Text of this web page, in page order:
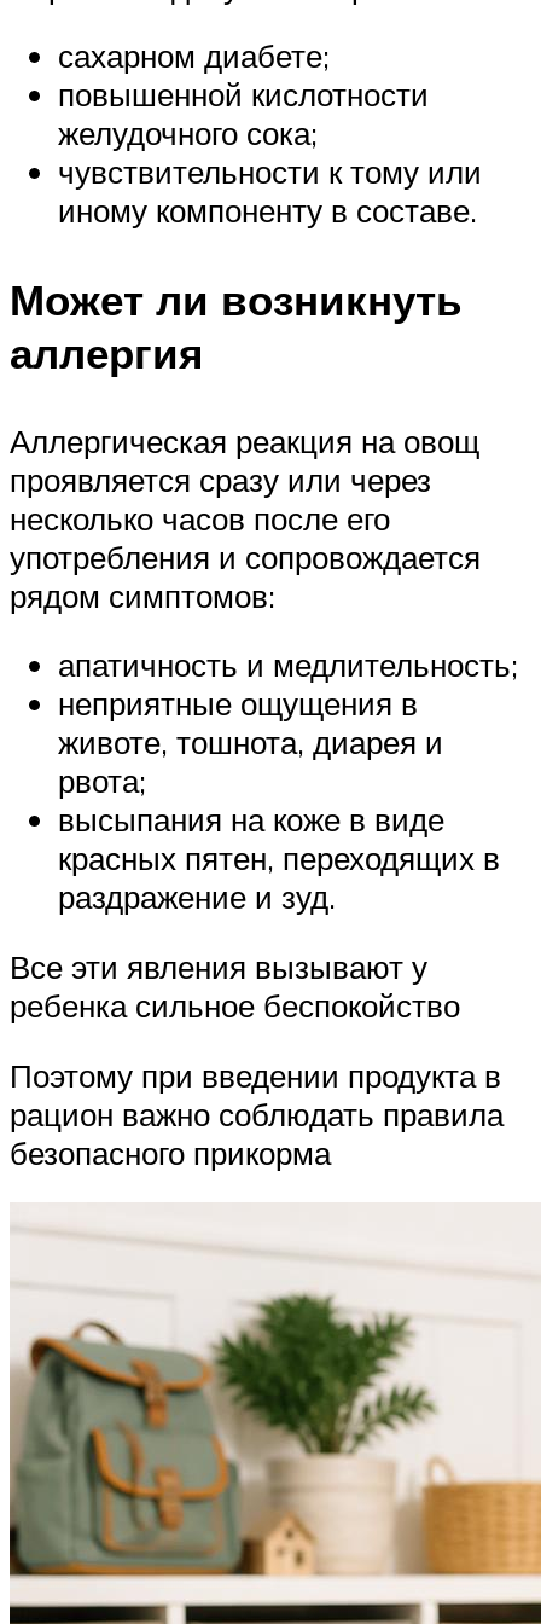
сахарном диабете;
повышенной кислотности
желудочного сока;
чувствительности к тому или
иному компоненту в составе.
Может ли возникнуть
аллергия
Аллергическая реакция на овощ
проявляется сразу или через
несколько часов после его
употребления и сопровождается
рядом симптомов:
апатичность и медлительность;
неприятные ощущения в
животе, тошнота, диарея и
рвота;
высыпания на коже в виде
красных пятен, переходящих в
раздражение и зуд.
Все эти явления вызывают у
ребенка сильное беспокойство
Поэтому при введении продукта в
рацион важно соблюдать правила
безопасного прикорма